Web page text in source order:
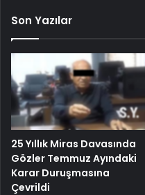
Son Yazılar
25 Yıllık Miras Davasında
Gözler Temmuz Ayındaki
Karar Duruşmasına
Çevrildi